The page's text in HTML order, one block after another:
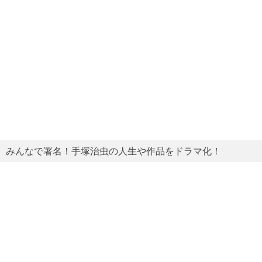
みんなで署名！手塚治虫の人生や作品をドラマ化！